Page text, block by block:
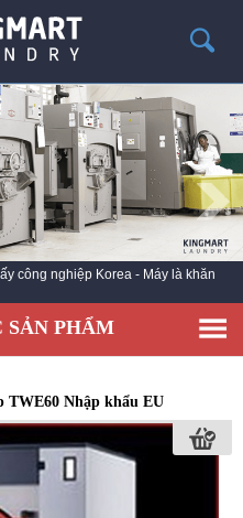
công nghiệp Korea - Máy là khăn
SẢN PHẨM
TWE60 Nhập khẩu EU